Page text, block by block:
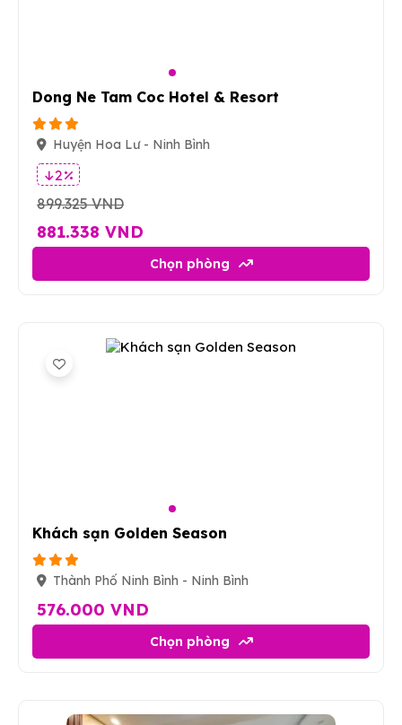
Dong Ne Tam Coc Hotel & Resort
Huyện Hoa Lư - Ninh Bình
2 %
899.325 VND
881.338 VND
Chọn phòng
Khách sạn Golden Season
Thành Phố Ninh Bình - Ninh Bình
576.000 VND
Chọn phòng